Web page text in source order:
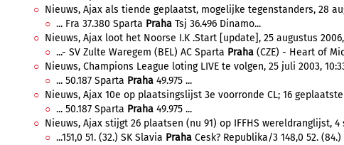
Nieuws, Ajax als tiende geplaatst, mogelijke tegenstanders, 28
... Fra 37.380 Sparta Praha Tsj 36.496 Dinamo...
Nieuws, Ajax loot het Noorse I.K .Start [update], 25 augustus 2006,
...- SV Zulte Waregem (BEL) AC Sparta Praha (CZE) - Heart of
Nieuws, Champions League loting LIVE te volgen, 25 juli 2003,
... 50.187 Sparta Praha 49.975 ...
Nieuws, Ajax 10e op plaatsingslijst 3e voorronde CL; 16 geplaatste
... 50.187 Sparta Praha 49.975 ...
Nieuws, Ajax stijgt 26 plaatsen (nu 91) op IFFHS wereldranglijst, 4
...151,0 51. (32.) SK Slavia Praha Cesk? Republika/3 148,0 52. (84.)